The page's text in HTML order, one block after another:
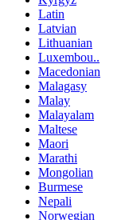
Latin
Latvian
Lithuanian
Luxembou..
Macedonian
Malagasy
Malay
Malayalam
Maltese
Maori
Marathi
Mongolian
Burmese
Nepali
Norwegian